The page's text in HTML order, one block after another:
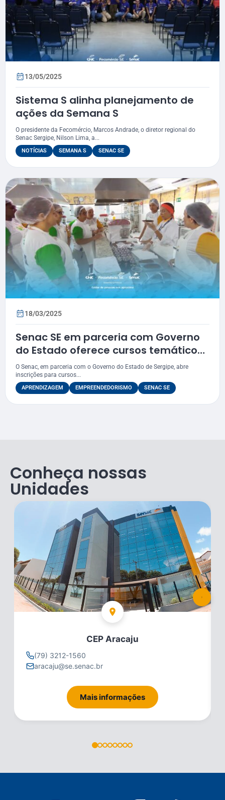
13/05/2025
Sistema S alinha planejamento de
ações da Semana S
O presidente da Fecomércio, Marcos Andrade, o diretor regional do
Senac Sergipe, Nilson Lima, a...
NOTÍCIAS SEMANA S SENAC SE
18/03/2025
Senac SE em parceria com Governo
do Estado oferece cursos temáticos
de capacitação gratuitos
O Senac, em parceria com o Governo do Estado de Sergipe, abre
inscrições para cursos...
APRENDIZAGEM EMPREENDEDORISMO SENAC SE
Conheça nossas
Unidades
CEP Aracaju
(79) 3212-1560
aracaju@se.senac.br
Mais informações